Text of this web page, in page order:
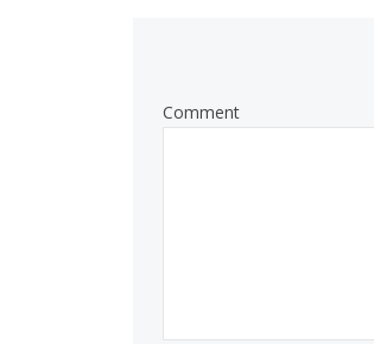
Comment